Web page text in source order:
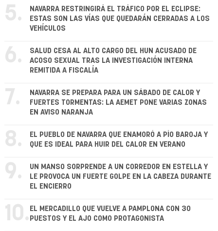
5.
NAVARRA RESTRINGIRÁ EL TRÁFICO POR EL ECLIPSE:
ESTAS SON LAS VÍAS QUE QUEDARÁN CERRADAS A LOS
VEHÍCULOS
6.
SALUD CESA AL ALTO CARGO DEL HUN ACUSADO DE
ACOSO SEXUAL TRAS LA INVESTIGACIÓN INTERNA
REMITIDA A FISCALÍA
7.
NAVARRA SE PREPARA PARA UN SÁBADO DE CALOR Y
FUERTES TORMENTAS: LA AEMET PONE VARIAS ZONAS
EN AVISO NARANJA
8.
EL PUEBLO DE NAVARRA QUE ENAMORÓ A PÍO BAROJA Y
QUE ES IDEAL PARA HUIR DEL CALOR EN VERANO
9.
UN MANSO SORPRENDE A UN CORREDOR EN ESTELLA Y
LE PROVOCA UN FUERTE GOLPE EN LA CABEZA DURANTE
EL ENCIERRO
10. EL MERCADILLO QUE VUELVE A PAMPLONA CON 30
PUESTOS Y EL AJO COMO PROTAGONISTA